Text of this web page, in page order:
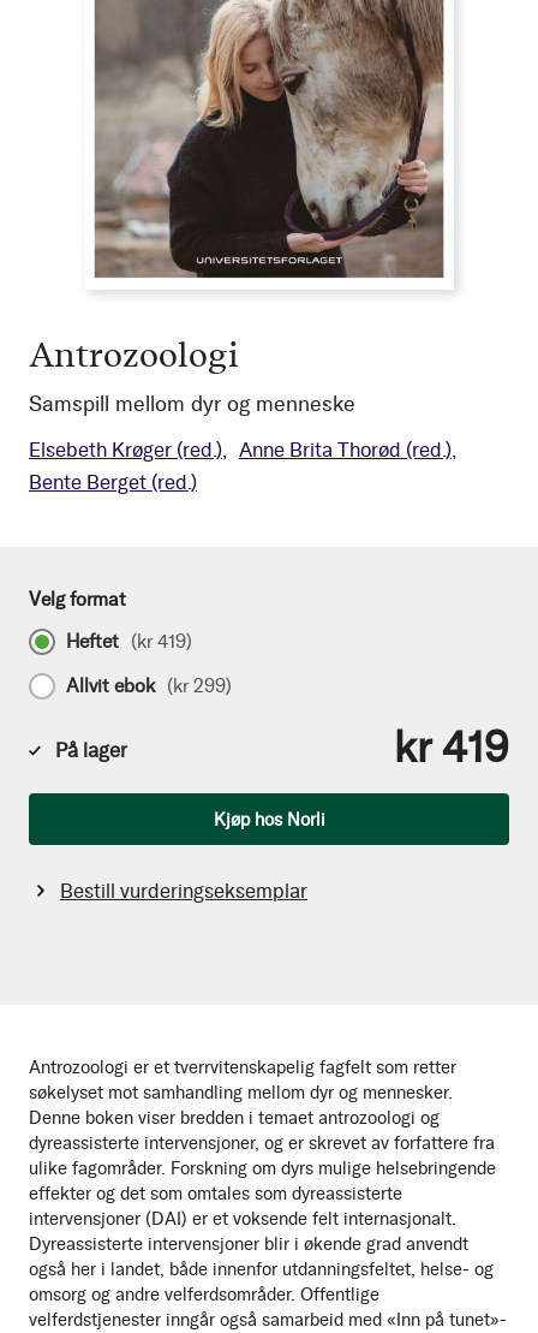
Antrozoologi
Samspill mellom dyr og menneske
Elsebeth Krøger (red.) Anne Brita Thorød (red.)
Bente Berget (red.)
Antrozoologi er et tverrvitenskapelig fagfelt som retter
søkelyset mot samhandling mellom dyr og mennesker.
Denne boken viser bredden i temaet antrozoologi og
dyreassisterte intervensjoner, og er skrevet av forfattere fra
ulike fagområder. Forskning om dyrs mulige helsebringende
effekter og det som omtales som dyreassisterte
intervensjoner (DAI) er et voksende felt internasjonalt.
Dyreassisterte intervensjoner blir i økende grad anvendt
også her i landet, både innenfor utdanningsfeltet, helse- og
omsorg og andre velferdsområder. Offentlige
velferdstjenester inngår også samarbeid med «Inn på tunet»-
Velg format
Heftet (kr 419)
Allvit ebok (kr 299)
På lager kr 419
Kjøp hos Norli
Bestill vurderingseksemplar